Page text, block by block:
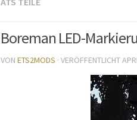
Boreman LED-
VON ETS2MODS · VERÖFFENTLICHT